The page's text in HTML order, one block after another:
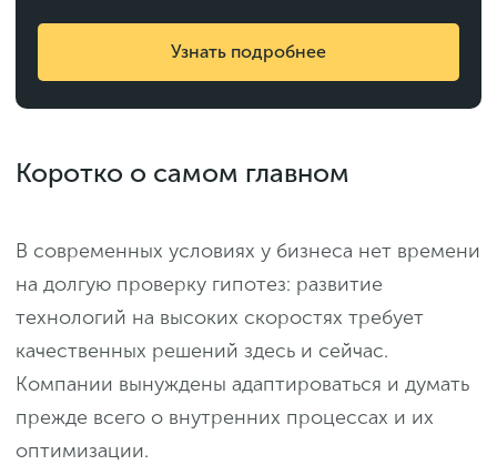
Узнать подробнее
Коротко о самом главном
В современных условиях у бизнеса нет времени
на долгую проверку гипотез: развитие
технологий на высоких скоростях требует
качественных решений здесь и сейчас.
Компании вынуждены адаптироваться и думать
прежде всего о внутренних процессах и их
оптимизации.